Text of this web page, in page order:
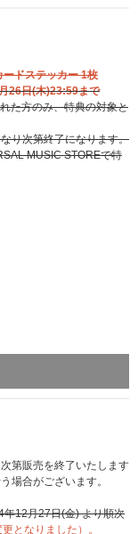
ドステッカー 1枚
26日(木)23:59まで
た方のみ、特典の対象と
り次第終了になります。
MUSIC STOREで特
第販売を終了いたします
場合がございます。
年12月27日(金) より順次
となりました）。